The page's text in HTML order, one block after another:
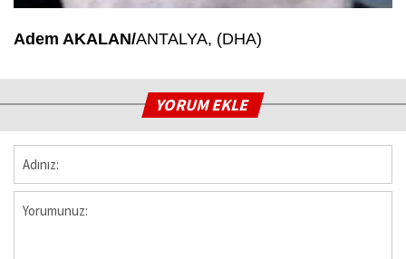
Adem AKALAN/ANTALYA, (DHA)
YORUM EKLE